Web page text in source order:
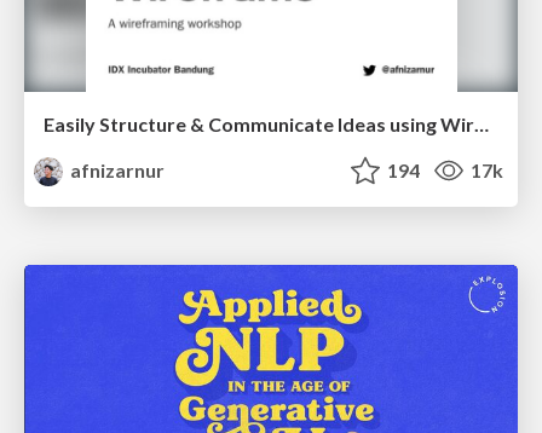
Easily Structure & Communicate Ideas using Wireframe
afnizarnur
194 17k